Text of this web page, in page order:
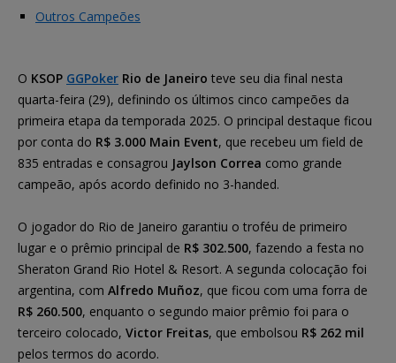
Outros Campeões
O KSOP GGPoker Rio de Janeiro teve seu dia final nesta
quarta-feira (29), definindo os últimos cinco campeões da
primeira etapa da temporada 2025. O principal destaque ficou
por conta do R$ 3.000 Main Event, que recebeu um field de
835 entradas e consagrou Jaylson Correa como grande
campeão, após acordo definido no 3-handed.
O jogador do Rio de Janeiro garantiu o troféu de primeiro
lugar e o prêmio principal de R$ 302.500, fazendo a festa no
Sheraton Grand Rio Hotel & Resort. A segunda colocação foi
argentina, com Alfredo Muñoz, que ficou com uma forra de
R$ 260.500, enquanto o segundo maior prêmio foi para o
terceiro colocado, Victor Freitas, que embolsou R$ 262 mil
pelos termos do acordo.